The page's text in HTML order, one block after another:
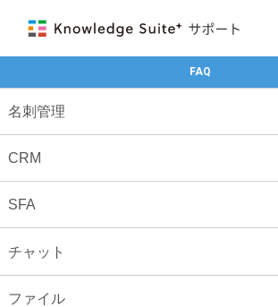
FAQ
名刺管理
CRM
SFA
チャット
ファイル